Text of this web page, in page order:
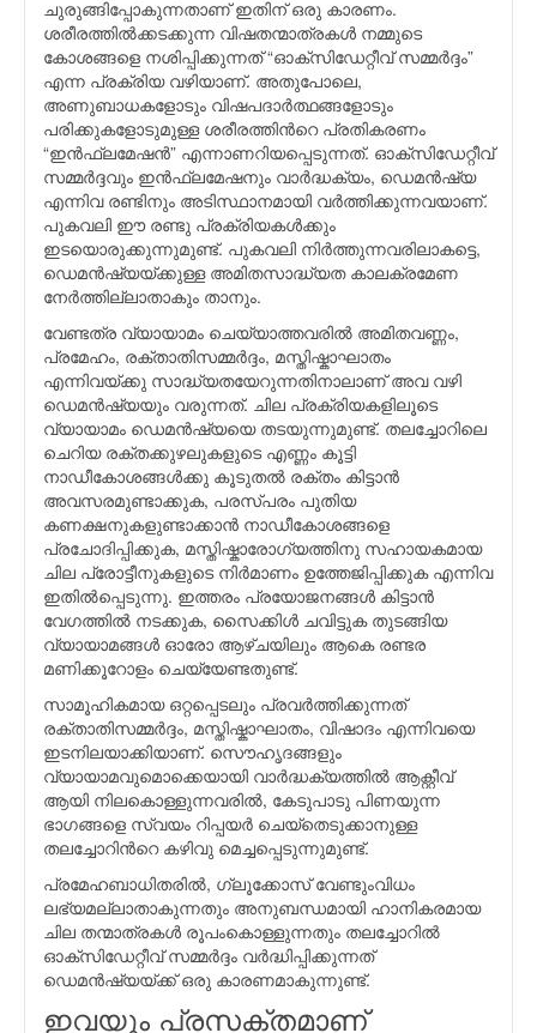
ചുരുങ്ങിപ്പോകുന്നതാണ് ഇതിന് ഒരു കാരണം.
ശരീരത്തില്‍ക്കടക്കുന്ന വിഷതന്മാത്രകള്‍ നമ്മുടെ
കോശങ്ങളെ നശിപ്പിക്കുന്നത് “ഓക്സിഡേറ്റീവ് സമ്മര്‍ദ്ദം”
എന്ന പ്രക്രിയ വഴിയാണ്. അതുപോലെ,
അണുബാധകളോടും വിഷപദാര്‍ത്ഥങ്ങളോടും
പരിക്കുകളോടുമുള്ള ശരീരത്തിന്‍റെ പ്രതികരണം
“ഇന്‍ഫ്ലമേഷന്‍” എന്നാണറിയപ്പെടുന്നത്. ഓക്സിഡേറ്റീവ്
സമ്മര്‍ദ്ദവും ഇന്‍ഫ്ലമേഷനും വാര്‍ദ്ധക്യം, ഡെമന്‍ഷ്യ
എന്നിവ രണ്ടിനും അടിസ്ഥാനമായി വര്‍ത്തിക്കുന്നവയാണ്.
പുകവലി ഈ രണ്ടു പ്രക്രിയകള്‍ക്കും
ഇടയൊരുക്കുന്നുമുണ്ട്. പുകവലി നിര്‍ത്തുന്നവരിലാകട്ടെ,
ഡെമന്‍ഷ്യയ്ക്കുള്ള അമിതസാദ്ധ്യത കാലക്രമേണ
നേര്‍ത്തില്ലാതാകും താനും.
വേണ്ടത്ര വ്യായാമം ചെയ്യാത്തവരില്‍ അമിതവണ്ണം,
പ്രമേഹം, രക്താതിസമ്മര്‍ദ്ദം, മസ്തിഷ്കാഘാതം
എന്നിവയ്ക്കു സാദ്ധ്യതയേറുന്നതിനാലാണ് അവ വഴി
ഡെമന്‍ഷ്യയും വരുന്നത്. ചില പ്രക്രിയകളിലൂടെ
വ്യായാമം ഡെമന്‍ഷ്യയെ തടയുന്നുമുണ്ട്. തലച്ചോറിലെ
ചെറിയ രക്തക്കുഴലുകളുടെ എണ്ണം കൂട്ടി
നാഡീകോശങ്ങള്‍ക്കു കൂടുതല്‍ രക്തം കിട്ടാന്‍
അവസരമുണ്ടാക്കുക, പരസ്പരം പുതിയ
കണക്ഷനുകളുണ്ടാക്കാന്‍ നാഡീകോശങ്ങളെ
പ്രചോദിപ്പിക്കുക, മസ്തിഷ്കാരോഗ്യത്തിനു സഹായകമായ
ചില പ്രോട്ടീനുകളുടെ നിര്‍മാണം ഉത്തേജിപ്പിക്കുക എന്നിവ
ഇതില്‍പ്പെടുന്നു. ഇത്തരം പ്രയോജനങ്ങള്‍ കിട്ടാന്‍
വേഗത്തില്‍ നടക്കുക, സൈക്കിള്‍ ചവിട്ടുക തുടങ്ങിയ
വ്യായാമങ്ങള്‍ ഓരോ ആഴ്ചയിലും ആകെ രണ്ടര
മണിക്കൂറോളം ചെയ്യേണ്ടതുണ്ട്.
സാമൂഹികമായ ഒറ്റപ്പെടലും പ്രവര്‍ത്തിക്കുന്നത്
രക്താതിസമ്മര്‍ദ്ദം, മസ്തിഷ്കാഘാതം, വിഷാദം എന്നിവയെ
ഇടനിലയാക്കിയാണ്. സൌഹൃദങ്ങളും
വ്യായാമവുമൊക്കെയായി വാര്‍ദ്ധക്യത്തില്‍ ആക്റ്റീവ്
ആയി നിലകൊള്ളുന്നവരില്‍, കേടുപാടു പിണയുന്ന
ഭാഗങ്ങളെ സ്വയം റിപ്പയര്‍ ചെയ്തെടുക്കാനുള്ള
തലച്ചോറിന്‍റെ കഴിവു മെച്ചപ്പെടുന്നുമുണ്ട്.
പ്രമേഹബാധിതരില്‍, ഗ്ലൂക്കോസ് വേണ്ടുംവിധം
ലഭ്യമല്ലാതാകുന്നതും അനുബന്ധമായി ഹാനികരമായ
ചില തന്മാത്രകള്‍ രൂപംകൊള്ളുന്നതും തലച്ചോറില്‍
ഓക്സിഡേറ്റീവ് സമ്മര്‍ദ്ദം വര്‍ദ്ധിപ്പിക്കുന്നത്
ഡെമന്‍ഷ്യയ്ക്ക് ഒരു കാരണമാകുന്നുണ്ട്.
ഇവയും പ്രസക്തമാണ്